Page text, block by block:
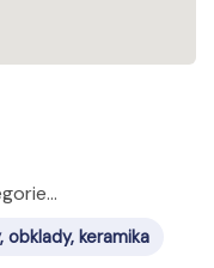
obklady, keramika